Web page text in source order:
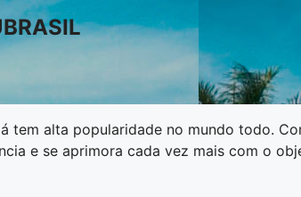
alta popularidade no mundo todo.
e se aprimora cada vez mais com o